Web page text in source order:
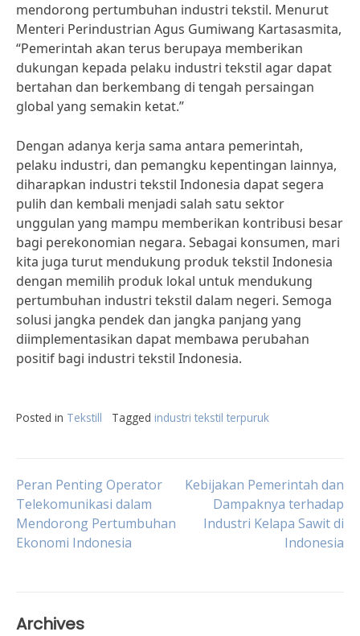
mendorong pertumbuhan industri tekstil. Menurut
Menteri Perindustrian Agus Gumiwang Kartasasmita,
“Pemerintah akan terus berupaya memberikan
dukungan kepada pelaku industri tekstil agar dapat
bertahan dan berkembang di tengah persaingan
global yang semakin ketat.”
Dengan adanya kerja sama antara pemerintah,
pelaku industri, dan pemangku kepentingan lainnya,
diharapkan industri tekstil Indonesia dapat segera
pulih dan kembali menjadi salah satu sektor
unggulan yang mampu memberikan kontribusi besar
bagi perekonomian negara. Sebagai konsumen, mari
kita juga turut mendukung produk tekstil Indonesia
dengan memilih produk lokal untuk mendukung
pertumbuhan industri tekstil dalam negeri. Semoga
solusi jangka pendek dan jangka panjang yang
diimplementasikan dapat membawa perubahan
positif bagi industri tekstil Indonesia.
Posted in Tekstill Tagged industri tekstil terpuruk
Post
navigation
Peran Penting Operator
Telekomunikasi dalam
Mendorong Pertumbuhan
Ekonomi Indonesia
Kebijakan Pemerintah dan
Dampaknya terhadap
Industri Kelapa Sawit di
Indonesia
Archives